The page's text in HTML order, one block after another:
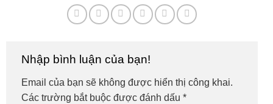
Nhập bình luận của bạn!
Email của bạn sẽ không được hiển thị công khai.
Các trường bắt buộc được đánh dấu *